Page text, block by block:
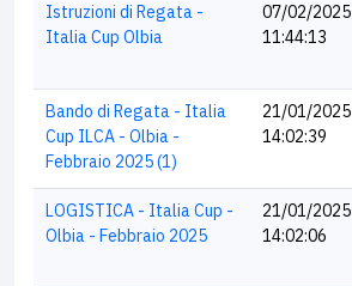
Istruzioni di Regata -
Italia Cup Olbia
07/02/2025
11:44:13
Bando di Regata - Italia
Cup ILCA - Olbia -
Febbraio 2025 (1)
21/01/2025
14:02:39
LOGISTICA - Italia Cup -
Olbia - Febbraio 2025
21/01/2025
14:02:06